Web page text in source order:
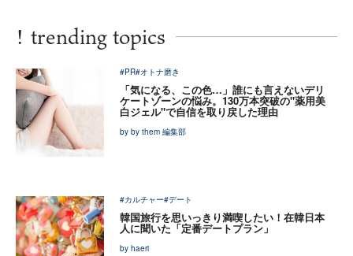
! trending topics
#PR#オトナ磨き
「気になる、この色…」誰にも言えないデリ
ケートゾーンの悩み。130万本突破の"薬用美
白ジェル"で自信を取り戻した理由
by by them 編集部
#カルチャー#デート
韓国旅行を思いっきり満喫したい！在韓日本
人に聞いた「定番デートプラン」
by haeri